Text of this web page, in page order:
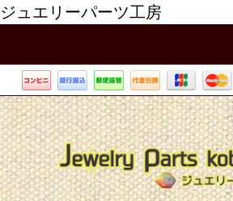
ジュエリーパーツ工房